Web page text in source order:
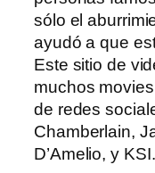
sólo el
ayudó a que
Este sitio de
muchos
de redes
Chamberlain,
D’Amelio, y KSI.